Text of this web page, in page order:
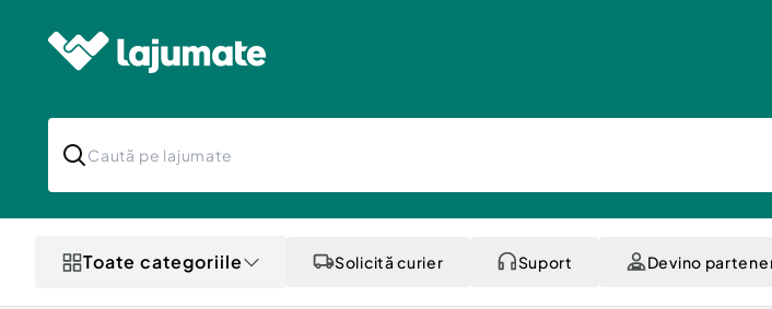
Toate categoriile Solicită curier Suport Devino